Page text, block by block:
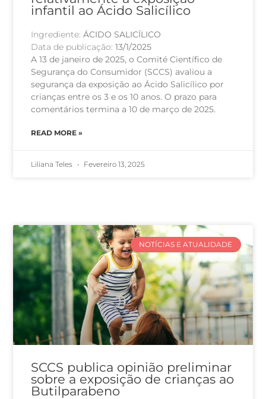
infantil ao Ácido Salicílico
Ingrediente:ÁCIDO SALICÍLICO
Data de publicação:13/1/2025
A 13 de janeiro de 2025, o Comité Científico de
Segurança do Consumidor (SCCS) avaliou a
segurança da exposição ao Ácido Salicílico por
crianças entre os 3 e os 10 anos. O prazo para
comentários termina a 10 de março de 2025.
READ MORE »
Liliana Teles Fevereiro 13, 2025
NOTÍCIAS E ATUALIDADE
SCCS publica opinião preliminar
sobre a exposição de crianças ao
Butilparabeno